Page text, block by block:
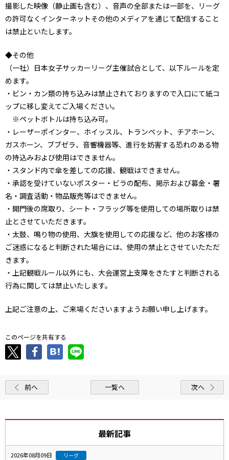
撮影した映像（静止画も含む）、音声の全部または一部を、リーグ
の許可なくインターネットその他のメディアを通じて配信すること
は禁止といたします。
◆その他
（一社）日本女子サッカーリーグ主催試合として、以下ルールを定
めます。
・ビン・カン類の持ち込みは禁止されておりますので入口にて紙コ
ップに移し変えてご入場ください。
※ペットボトルは持ち込み可。
・レーザーポインター、ホイッスル、トランペット、チアホーン、
ガスホーン、ブブゼラ、音響機器等、進行を妨害する恐れのある物
の持込みおよび使用はできません。
・スタンド内で傘を差しての応援、観戦はできません。
・承認を受けていないポスター・ビラの配布、掲示および募金・署
名・調査活動・物品販売等はできません。
・開門後の席取り、シート・フラッグ等を使用しての場所取りは禁
止とさせていただきます。
・太鼓、鳴り物の使用、大旗を使用しての応援など、他のお客様の
ご迷惑になると判断された場合には、使用の禁止とさせていたただ
きます。
・上記観戦ルール以外にも、大会運営上支障をきたすと判断される
行為に関しては禁止いたします。
上記ご注意の上、ご来場くださいますようお願い申し上げます。
このページを共有する
前へ 一覧へ 次へ
最新記事
2026年08月09日 リーグ